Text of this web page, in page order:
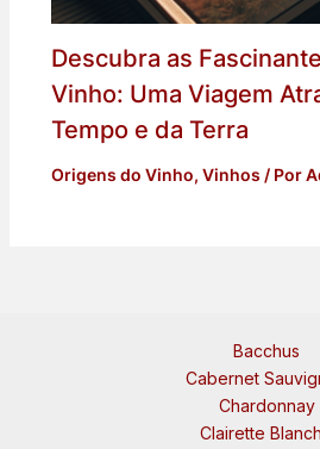
Descubra as
Vinho: Uma Viagem
Tempo e da Terra
Origens do Vinho, Vinhos / Por
Bacchus
Cabernet
Chardonnay
Clairette